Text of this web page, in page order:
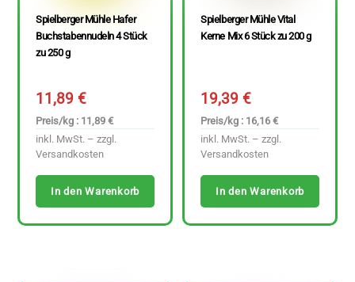
Spielberger Mühle Hafer
Buchstabennudeln 4 Stück
zu 250 g
11,89€
Preis/kg : 11,89 €
inkl. MwSt. – zzgl.
Versandkosten
In den Warenkorb
Spielberger Mühle Vital
Kerne Mix 6 Stück zu 200 g
19,39€
Preis/kg : 16,16 €
inkl. MwSt. – zzgl.
Versandkosten
In den Warenkorb